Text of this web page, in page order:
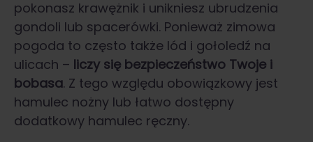
pokonasz krawężnik i unikniesz ubrudzenia
gondoli lub spacerówki. Ponieważ zimowa
pogoda to często także lód i gołoledź na
ulicach – liczy się bezpieczeństwo Twoje i
bobasa. Z tego względu obowiązkowy jest
hamulec nożny lub łatwo dostępny
dodatkowy hamulec ręczny.